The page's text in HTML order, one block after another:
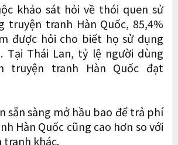
khảo sát hỏi về thói quen sử
truyện tranh Hàn Quốc, 85,4%
được hỏi cho biết họ sử dụng
Tại Thái Lan, tỷ lệ người dùng
truyện tranh Hàn Quốc đạt
sẵn sàng mở hầu bao để trả phí
Hàn Quốc cũng cao hơn so với
tranh khác.